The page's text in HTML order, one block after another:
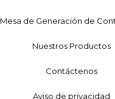
Mesa de Generación de
Nuestros Productos
Contáctenos
Aviso de privacidad